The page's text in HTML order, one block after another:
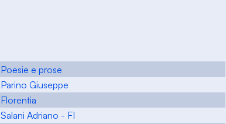
Poesie e prose
Parino Giuseppe
Florentia
Salani Adriano - FI